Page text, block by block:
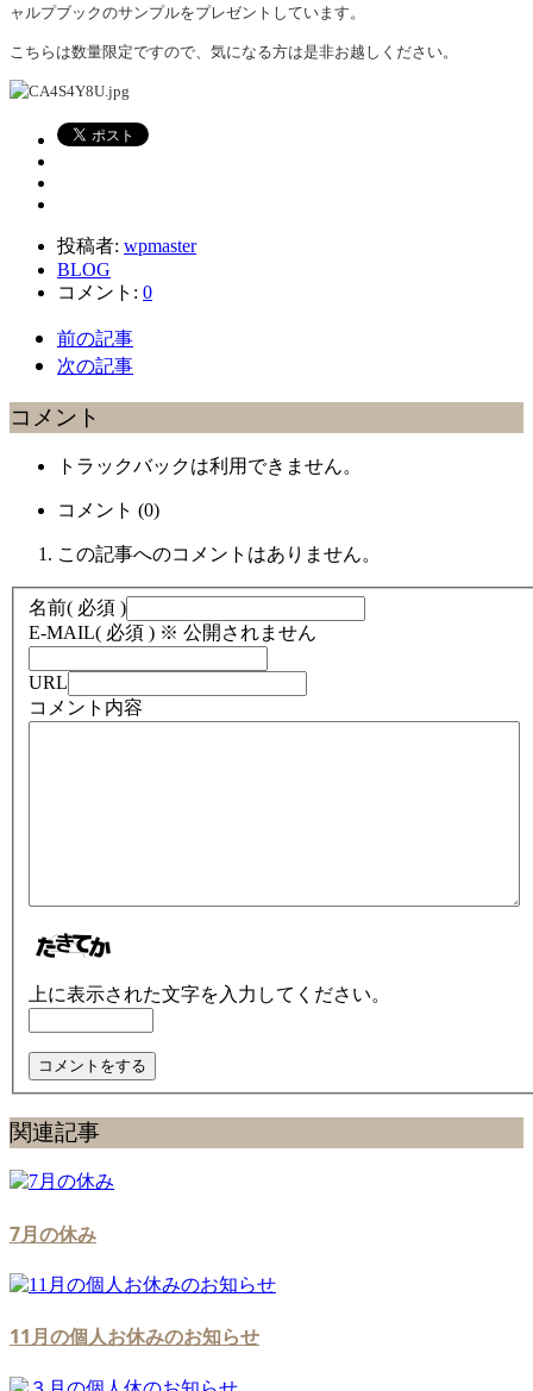
ャルプブックのサンプルをプレゼントしています。
こちらは数量限定ですので、気になる方は是非お越しください。
投稿者: wpmaster
BLOG
コメント: 0
前の記事
次の記事
コメント
トラックバックは利用できません。
コメント (0)
この記事へのコメントはありません。
名前( 必須 )
E-MAIL( 必須 ) ※ 公開されません
URL
コメント内容
上に表示された文字を入力してください。
関連記事
7月の休み
11月の個人お休みのお知らせ